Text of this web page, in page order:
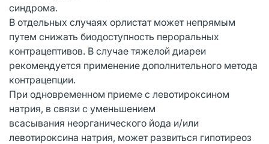
синдрома.
В отдельных случаях орлистат может непрямым
путем снижать биодоступность пероральных
контрацептивов. В случае тяжелой диареи
рекомендуется применение дополнительного метода
контрацепции.
При одновременном приеме с левотироксином
натрия, в связи с уменьшением
всасывания неорганического йода и/или
левотироксина натрия, может развиться гипотиреоз